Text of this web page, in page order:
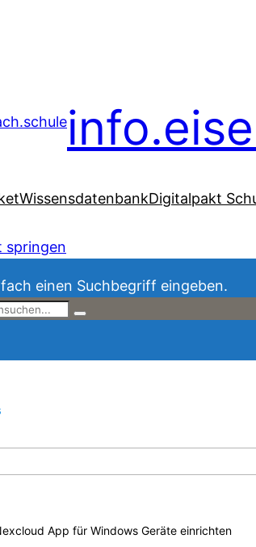
WissensdatenbankDigitalpakt
springen
einen Suchbegriff eingeben.
App für Windows Geräte einrichten